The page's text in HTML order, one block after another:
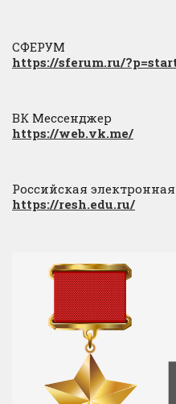
СФЕРУМ
https://sferum.ru/
ВК Мессенджер
https://web.vk.me/
Российская
https://resh.edu.ru/